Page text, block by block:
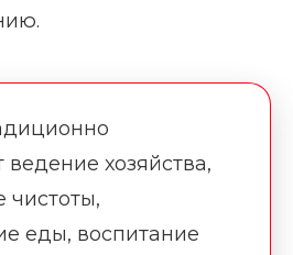
хозяйства,
еды, воспитание